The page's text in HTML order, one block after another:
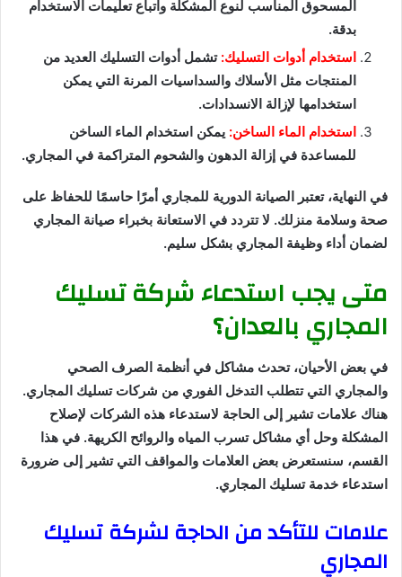
المسحوق المناسب لنوع المشكلة واتباع تعليمات الاستخدام
بدقة.
استخدام أدوات التسليك: تشمل أدوات التسليك العديد من
المنتجات مثل الأسلاك والسداسيات المرنة التي يمكن
استخدامها لإزالة الانسدادات.
استخدام الماء الساخن: يمكن استخدام الماء الساخن
للمساعدة في إزالة الدهون والشحوم المتراكمة في المجاري.
في النهاية، تعتبر الصيانة الدورية للمجاري أمرًا حاسمًا للحفاظ على
صحة وسلامة منزلك. لا تتردد في الاستعانة بخبراء صيانة المجاري
لضمان أداء وظيفة المجاري بشكل سليم.
متى يجب استدعاء شركة تسليك
المجاري بالعدان؟
في بعض الأحيان، تحدث مشاكل في أنظمة الصرف الصحي
والمجاري التي تتطلب التدخل الفوري من شركات تسليك المجاري.
هناك علامات تشير إلى الحاجة لاستدعاء هذه الشركات لإصلاح
المشكلة وحل أي مشاكل تسرب المياه والروائح الكريهة. في هذا
القسم، سنستعرض بعض العلامات والمواقف التي تشير إلى ضرورة
استدعاء خدمة تسليك المجاري.
علامات للتأكد من الحاجة لشركة تسليك
المجاري